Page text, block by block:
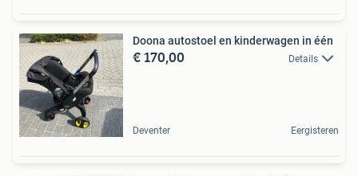
Doona autostoel en kinderwagen in één
€ 170,00 Details
Deventer Eergisteren